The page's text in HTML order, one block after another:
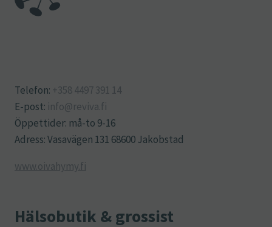
Telefon: +358 4497 391 14
E-post: info@reviva.fi
Öppettider: må-to 9-16
Adress: Vasavägen 131 68600 Jakobstad
www.oivahymy.fi
Hälsobutik & grossist